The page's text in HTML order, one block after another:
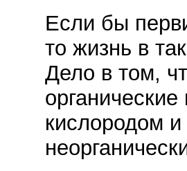
Если бы
то жизнь в
Дело в том,
кислородом